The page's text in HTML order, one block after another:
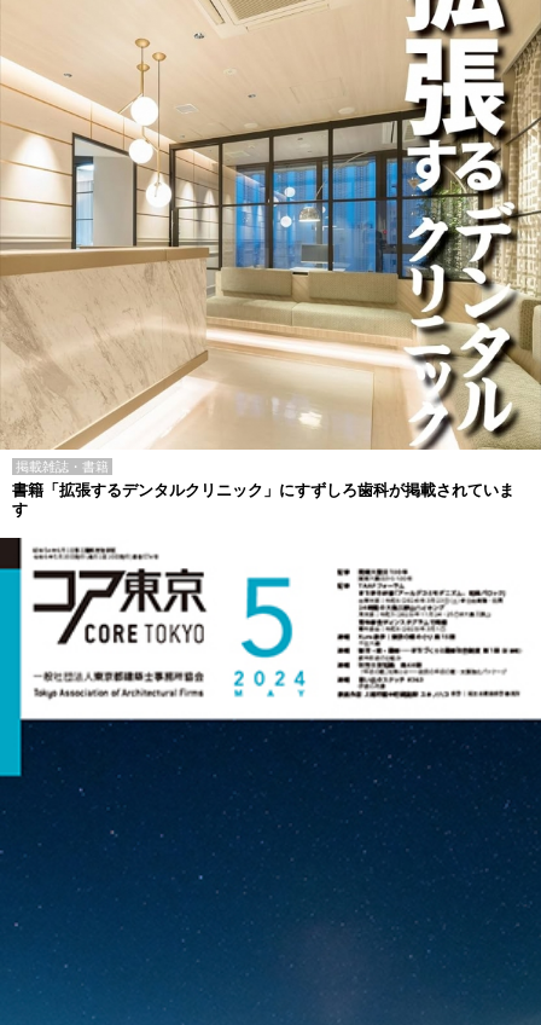
掲載雑誌・書籍
書籍「拡張するデンタルクリニック」にすずしろ歯科が掲載されていま
す